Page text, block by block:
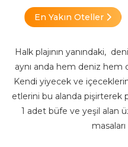
En Yakın Oteller
Halk plajının yanındaki,
aynı anda hem deniz hem
Kendi yiyecek ve
etlerini bu alanda pişirterek
1 adet büfe ve yeşil alan